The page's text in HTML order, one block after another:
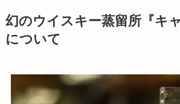
幻のウイスキー蒸留所『キ
について